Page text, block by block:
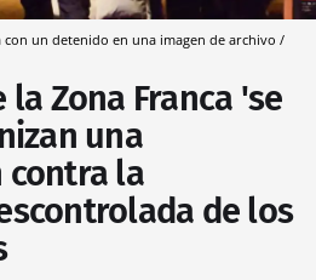
con un detenido en una imagen de archivo /
la Zona Franca 'se
una
contra la
de los